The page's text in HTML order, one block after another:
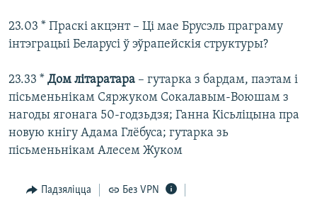
23.03 * Праскі акцэнт – Ці мае Брусэль праграму
інтэграцыі Беларусі ў эўрапейскія структуры?
23.33 * Дом літаратара – гутарка з бардам, паэтам і
пісьменьнікам Сяржуком Сокалавым-Воюшам з
нагоды ягонага 50-годзьдзя; Ганна Кісьліцына пра
новую кнігу Адама Глёбуса; гутарка зь
пісьменьнікам Алесем Жуком
Падзяліцца Без VPN